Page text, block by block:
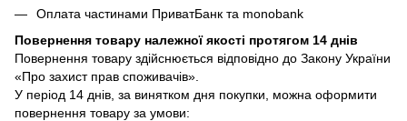
Оплата частинами ПриватБанк та monobank
Повернення товару належної якості протягом 14 днів
Повернення товару здійснюється відповідно до Закону України
«Про захист прав споживачів».
У період 14 днів, за винятком дня покупки, можна оформити
повернення товару за умови: